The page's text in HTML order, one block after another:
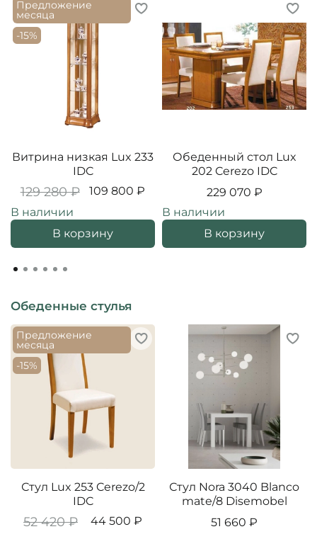
Предложение
месяца
-15%
Витрина низкая Lux 233
IDC
129 280 ₽
109 800 ₽
В наличии
В корзину
Обеденный стол Lux
202 Cerezo IDC
229 070 ₽
В наличии
В корзину
Обеденные стулья
Предложение
месяца
-15%
Стул Lux 253 Cerezo/2
IDC
52 420 ₽
44 500 ₽
Стул Nora 3040 Blanco
mate/8 Disemobel
51 660 ₽